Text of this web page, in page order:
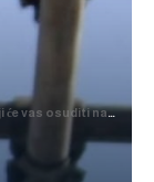
na smrt ako napravite ovo